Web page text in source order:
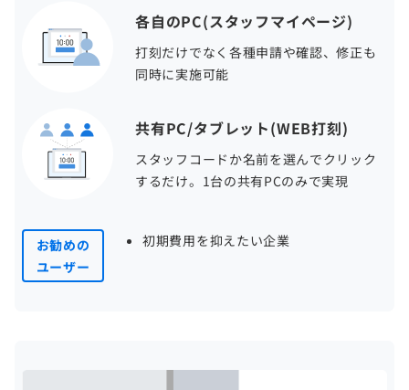
各自のPC(スタッフマイページ)
打刻だけでなく各種申請や確認、修正も
同時に実施可能
共有PC/タブレット(WEB打刻)
スタッフコードか名前を選んでクリック
するだけ。1台の共有PCのみで実現
お勧めの
ユーザー
初期費用を抑えたい企業